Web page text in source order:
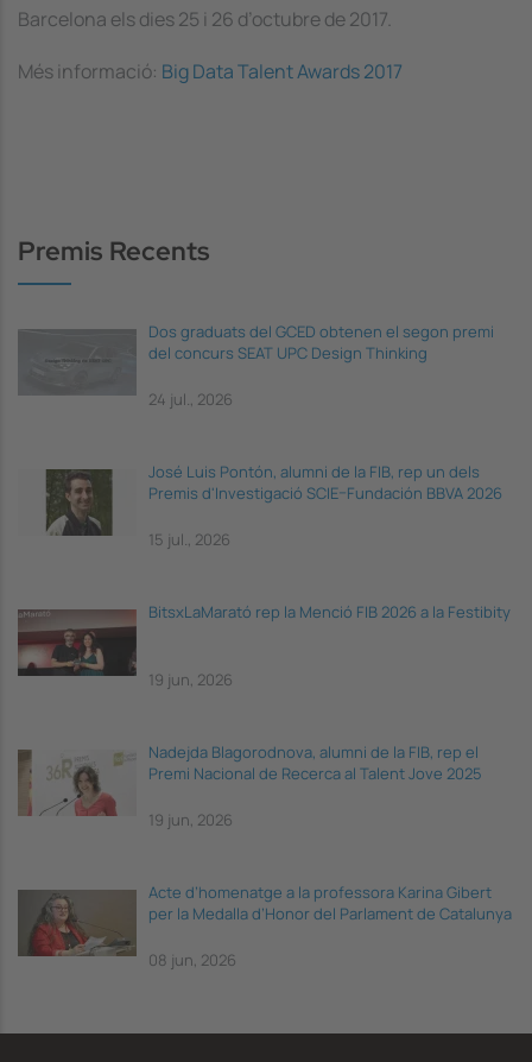
Barcelona els dies 25 i 26 d’octubre de 2017.
Més informació: Big Data Talent Awards 2017
Premis Recents
Dos graduats del GCED obtenen el segon premi
del concurs SEAT UPC Design Thinking
24 jul., 2026
José Luis Pontón, alumni de la FIB, rep un dels
Premis d'Investigació SCIE–Fundación BBVA 2026
15 jul., 2026
BitsxLaMarató rep la Menció FIB 2026 a la Festibity
19 jun, 2026
Nadejda Blagorodnova, alumni de la FIB, rep el
Premi Nacional de Recerca al Talent Jove 2025
19 jun, 2026
Acte d’homenatge a la professora Karina Gibert
per la Medalla d’Honor del Parlament de Catalunya
08 jun, 2026